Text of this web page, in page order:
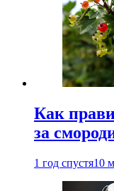
Как
за
1 год спустя10